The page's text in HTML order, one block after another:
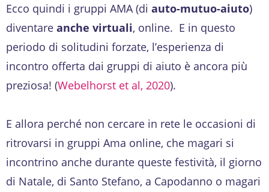
Ecco quindi i gruppi AMA (di auto-mutuo-aiuto)
diventare anche virtuali, online. E in questo
periodo di solitudini forzate, l’esperienza di
incontro offerta dai gruppi di aiuto è ancora più
preziosa! (Webelhorst et al, 2020).
E allora perché non cercare in rete le occasioni di
ritrovarsi in gruppi Ama online, che magari si
incontrino anche durante queste festività, il giorno
di Natale, di Santo Stefano, a Capodanno o magari